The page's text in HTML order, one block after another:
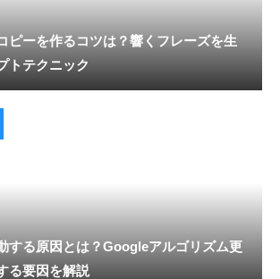
ピーを作るコツは？響くフレーズを生
トテクニック
する原因とは？Googleアルゴリズム更
る要因を解説